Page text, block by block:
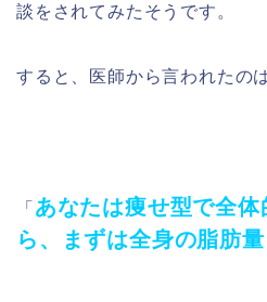
談をされてみたそうです。
すると、医師から言われたの
「 あなたは痩せ型で全
ら、まずは全身の脂肪